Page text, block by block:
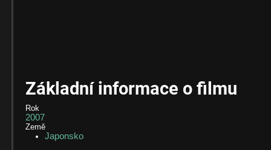
Základní informace o filmu
Rok
2007
Země
Japonsko